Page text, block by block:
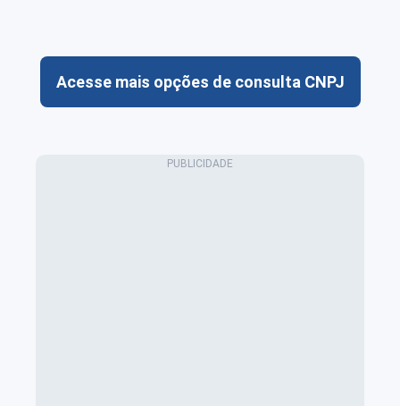
Acesse mais opções de consulta CNPJ